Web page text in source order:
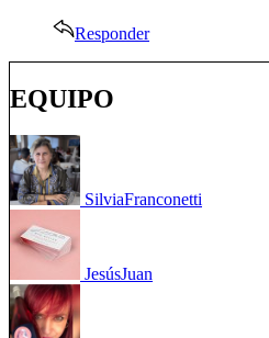
Responder
EQUIPO
SilviaFranconetti
JesúsJuan